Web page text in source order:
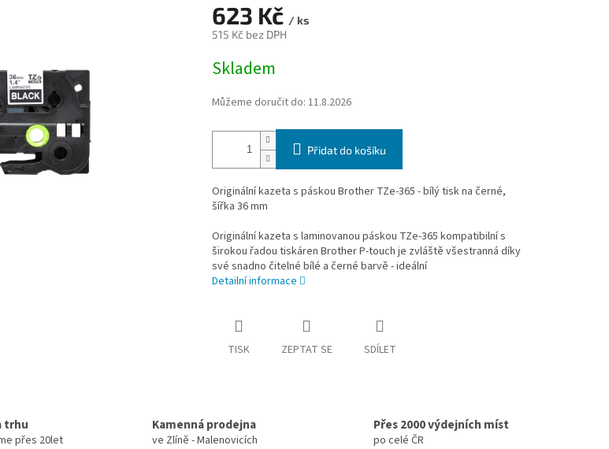
623 Kč / ks
515 Kč bez DPH
cena:
Skladem
Můžeme doručit do: 11.8.2026
Přidat do košíku
Originální kazeta s páskou Brother TZe-365 - bílý tisk na černé,
šířka 36 mm
Originální kazeta s laminovanou páskou TZe-365 kompatibilní s
širokou řadou tiskáren Brother P-touch je zvláště všestranná díky
své snadno čitelné bílé a černé barvě - ideální
Detailní informace
TISK ZEPTAT SE SDÍLET
trhu
přes 20let
Kamenná prodejna
ve Zlíně - Malenovicích
Přes 2000 výdejních míst
po celé ČR